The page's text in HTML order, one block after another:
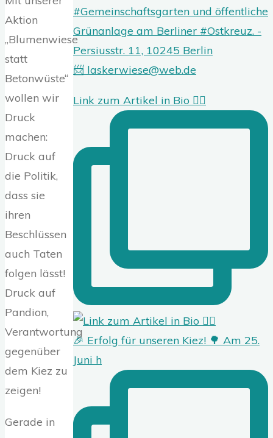
Aktion
„Blumenwiese
statt
Betonwüste“
wollen wir
Druck
machen:
Druck auf
die Politik,
dass sie
ihren
Beschlüssen
auch Taten
folgen lässt!
Druck auf
Pandion,
Verantwortung
gegenüber
dem Kiez zu
zeigen!
Gerade in
#Gemeinschaftsgarten und öffentliche
Grünanlage am Berliner #Ostkreuz. -
Persiusstr. 11, 10245 Berlin
📨 laskerwiese@web.de
Link zum Artikel in Bio 👍🏻
🎉 Erfolg für unseren Kiez! 🌳 Am 25.
Juni h